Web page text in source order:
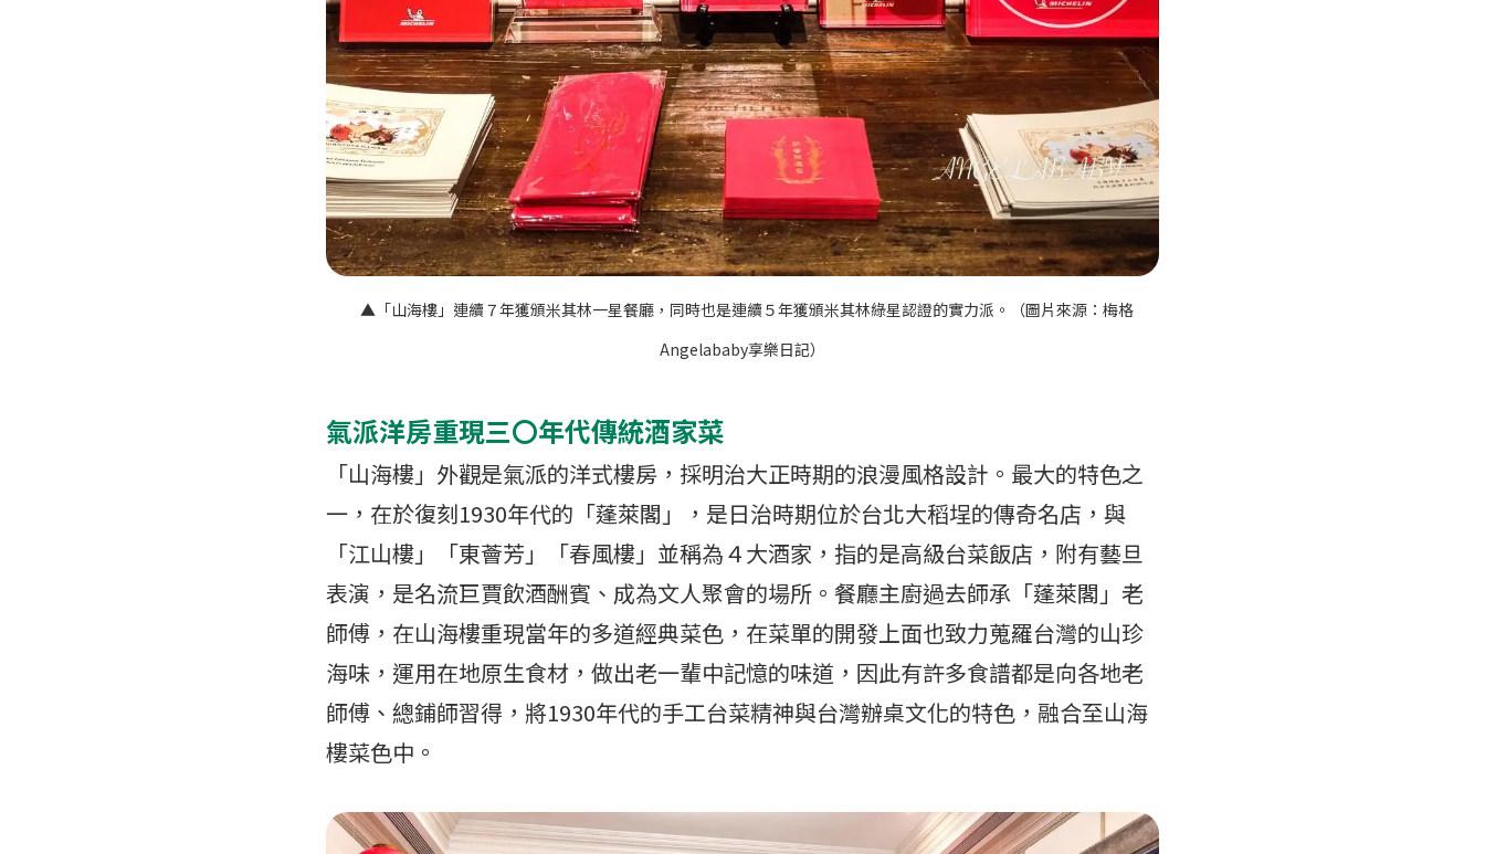
▲「山海樓」連續７年獲頒米其林一星餐廳，同時也是連續５年獲頒米其林綠星認證的實力派。（圖片來源：梅格
Angelababy享樂日記）
氣派洋房重現三〇年代傳統酒家菜
「山海樓」外觀是氣派的洋式樓房，採明治大正時期的浪漫風格設計。最大的特色之
一，在於復刻1930年代的「蓬萊閣」，是日治時期位於台北大稻埕的傳奇名店，與
「江山樓」「東薈芳」「春風樓」並稱為４大酒家，指的是高級台菜飯店，附有藝旦
表演，是名流巨賈飲酒酬賓、成為文人聚會的場所。餐廳主廚過去師承「蓬萊閣」老
師傅，在山海樓重現當年的多道經典菜色，在菜單的開發上面也致力蒐羅台灣的山珍
海味，運用在地原生食材，做出老一輩中記憶的味道，因此有許多食譜都是向各地老
師傅、總鋪師習得，將1930年代的手工台菜精神與台灣辦桌文化的特色，融合至山海
樓菜色中。